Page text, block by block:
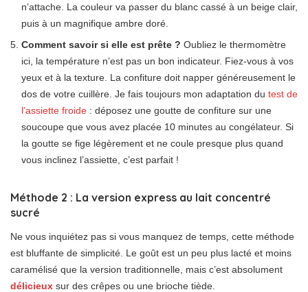
n’attache. La couleur va passer du blanc cassé à un beige clair,
puis à un magnifique ambre doré.
Comment savoir si elle est prête ? Oubliez le thermomètre
ici, la température n’est pas un bon indicateur. Fiez-vous à vos
yeux et à la texture. La confiture doit napper généreusement le
dos de votre cuillère. Je fais toujours mon adaptation du test de
l’assiette froide : déposez une goutte de confiture sur une
soucoupe que vous avez placée 10 minutes au congélateur. Si
la goutte se fige légèrement et ne coule presque plus quand
vous inclinez l’assiette, c’est parfait !
Méthode 2 : La version express au lait concentré
sucré
Ne vous inquiétez pas si vous manquez de temps, cette méthode
est bluffante de simplicité. Le goût est un peu plus lacté et moins
caramélisé que la version traditionnelle, mais c’est absolument
délicieux sur des crêpes ou une brioche tiède.